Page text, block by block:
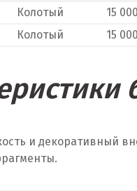
Колотый 15
Колотый 15
и декоративный